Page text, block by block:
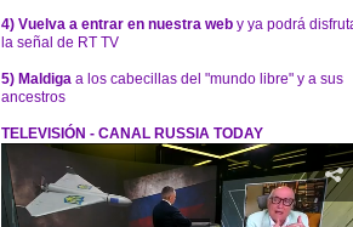
4) Vuelva a entrar en nuestra web y ya podrá
la señal de RT TV
5) Maldiga a los cabecillas del "mundo libre" y a sus
ancestros
TELEVISIÓN - CANAL RUSSIA TODAY